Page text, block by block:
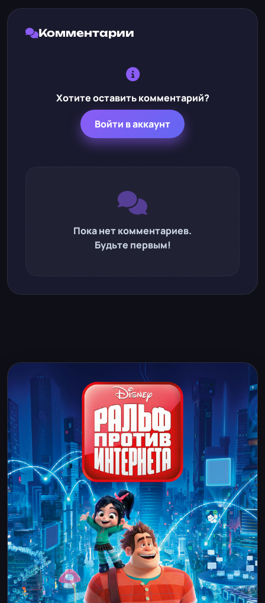
Комментарии
Хотите оставить комментарий?
Войти в аккаунт
Пока нет комментариев.
Будьте первым!